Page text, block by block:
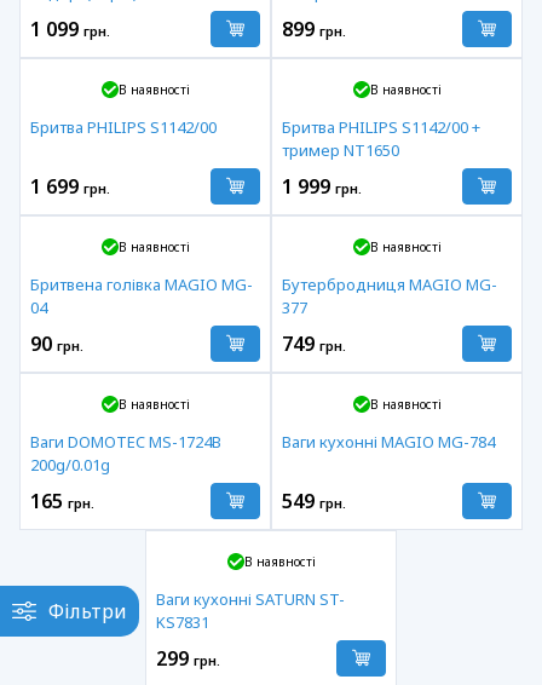
1 099 грн. 899 грн.
В наявності
Бритва PHILIPS S1142/00
1 699 грн.
В наявності
Бритва PHILIPS S1142/00 +
тример NT1650
1 999 грн.
В наявності
Бритвена голівка MAGIO MG-
04
90 грн.
В наявності
Бутербродниця MAGIO MG-
377
749 грн.
В наявності
Ваги DOMOTEC MS-1724B
200g/0.01g
165 грн.
В наявності
Ваги кухонні MAGIO MG-784
549 грн.
В наявності
Ваги кухонні SATURN ST-
KS7831
299 грн.
Фільтри